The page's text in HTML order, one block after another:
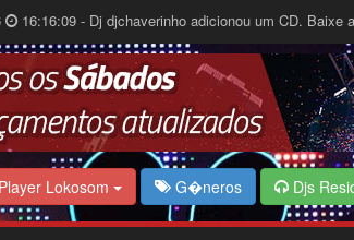
16:16:09 - Dj djchaverinho adicionou um CD. Baixe
Player Lokosom G�neros Djs